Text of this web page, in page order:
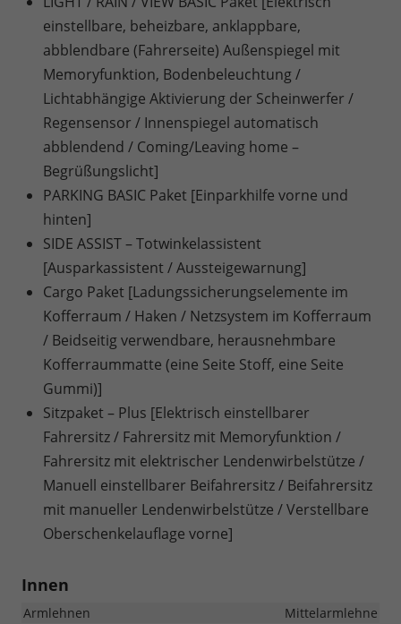
einstellbare, beheizbare, anklappbare,
abblendbare (Fahrerseite) Außenspiegel mit
Memoryfunktion, Bodenbeleuchtung /
Lichtabhängige Aktivierung der Scheinwerfer /
Regensensor / Innenspiegel automatisch
abblendend / Coming/Leaving home –
Begrüßungslicht]
PARKING BASIC Paket [Einparkhilfe vorne und
hinten]
SIDE ASSIST – Totwinkelassistent
[Ausparkassistent / Aussteigewarnung]
Cargo Paket [Ladungssicherungselemente im
Kofferraum / Haken / Netzsystem im Kofferraum
/ Beidseitig verwendbare, herausnehmbare
Kofferraummatte (eine Seite Stoff, eine Seite
Gummi)]
Sitzpaket – Plus [Elektrisch einstellbarer
Fahrersitz / Fahrersitz mit Memoryfunktion /
Fahrersitz mit elektrischer Lendenwirbelstütze /
Manuell einstellbarer Beifahrersitz / Beifahrersitz
mit manueller Lendenwirbelstütze / Verstellbare
Oberschenkelauflage vorne]
Innen
Armlehnen
Mittelarmlehne